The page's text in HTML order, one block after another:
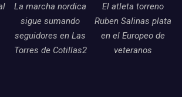
La marcha nordica
sigue sumando
seguidores en Las
Torres de Cotillas2
El atleta torreno
Ruben Salinas plata
en el Europeo de
veteranos